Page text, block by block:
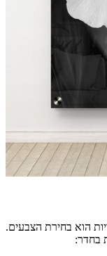
הוא בחירת הצבעים.
בחדר: